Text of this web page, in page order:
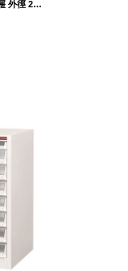
櫃體 900寬 X 450深 X 1062高 mm 抽屜 外徑 270寬 X 406深 X 81.5高 mm 內徑 265寬 X 382深 X 78高 mm